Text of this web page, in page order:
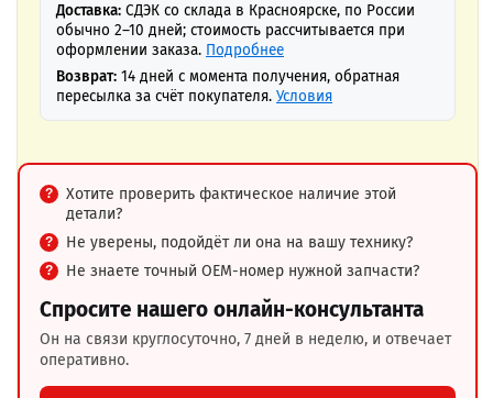
Доставка: СДЭК со склада в Красноярске, по России
обычно 2–10 дней; стоимость рассчитывается при
оформлении заказа. Подробнее
Возврат: 14 дней с момента получения, обратная
пересылка за счёт покупателя. Условия
Хотите проверить фактическое наличие этой
детали?
Не уверены, подойдёт ли она на вашу технику?
Не знаете точный OEM-номер нужной запчасти?
Спросите нашего онлайн-консультанта
Он на связи круглосуточно, 7 дней в неделю, и отвечает
оперативно.